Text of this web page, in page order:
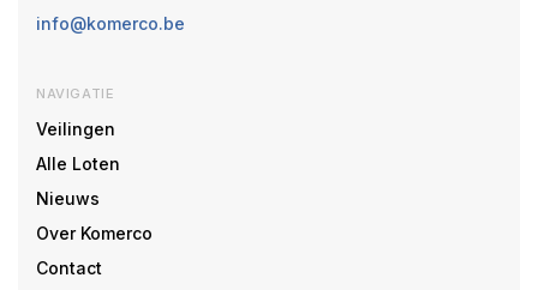
info@komerco.be
NAVIGATIE
Veilingen
Alle Loten
Nieuws
Over Komerco
Contact